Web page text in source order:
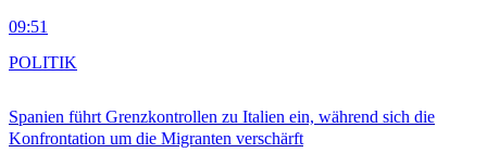
09:51
Spanien führt Grenzkontrollen zu Italien ein, während sich die
Konfrontation um die Migranten verschärft
POLITIK